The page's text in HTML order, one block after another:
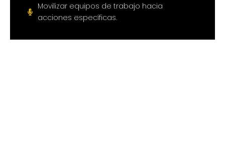
Movilizar equipos de trabajo hacia
acciones específicas.